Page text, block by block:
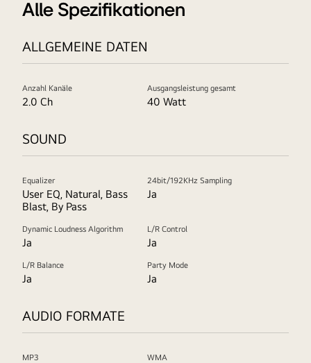
Alle Spezifikationen
ALLGEMEINE DATEN
Anzahl Kanäle
2.0 Ch
Ausgangsleistung gesamt
40 Watt
SOUND
Equalizer
User EQ, Natural, Bass
Blast, By Pass
24bit/192KHz Sampling
Ja
Dynamic Loudness Algorithm
Ja
L/R Control
Ja
L/R Balance
Ja
Party Mode
Ja
AUDIO FORMATE
MP3 WMA